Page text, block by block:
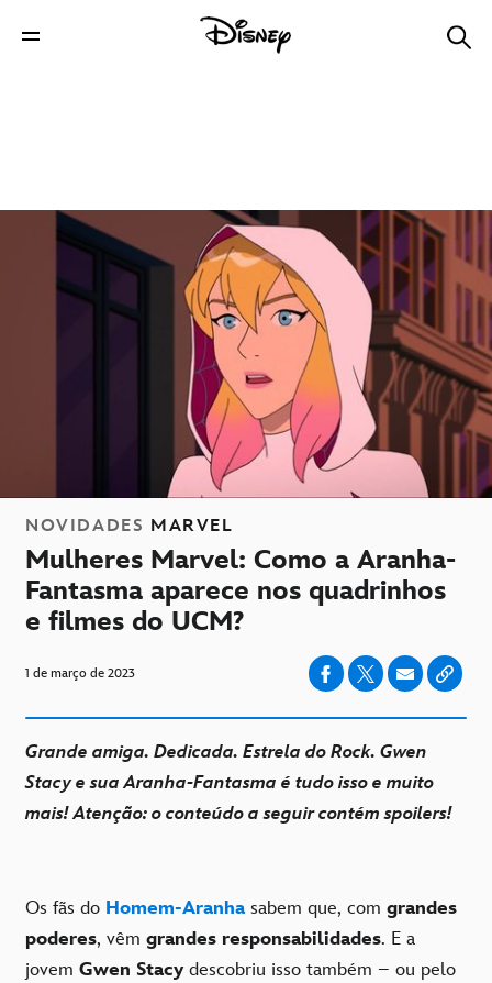
NOVIDADES MARVEL
Mulheres Marvel: Como a Aranha-
Fantasma aparece nos quadrinhos
e filmes do UCM?
1 de março de 2023
Grande amiga. Dedicada. Estrela do Rock. Gwen
Stacy e sua Aranha-Fantasma é tudo isso e muito
mais! Atenção: o conteúdo a seguir contém spoilers!
Os fãs do Homem-Aranhasabem que, com grandes
poderes, vêm grandes responsabilidades. E a
jovem Gwen Stacy descobriu isso também – ou pelo